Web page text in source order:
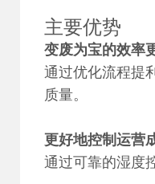
主要优势
变废为宝的效率
通过优化流程提
质量。
更好地控制运营
通过可靠的湿度